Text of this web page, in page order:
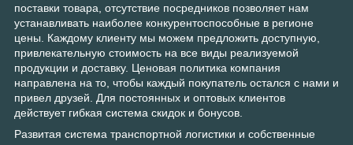
поставки товара, отсутствие посредников позволяет нам
устанавливать наиболее конкурентоспособные в регионе
цены. Каждому клиенту мы можем предложить доступную,
привлекательную стоимость на все виды реализуемой
продукции и доставку. Ценовая политика компания
направлена на то, чтобы каждый покупатель остался с нами и
привел друзей. Для постоянных и оптовых клиентов
действует гибкая система скидок и бонусов.
Развитая система транспортной логистики и собственные